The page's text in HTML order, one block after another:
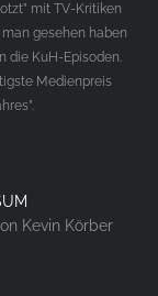
mit TV-Kritiken
gesehen haben
die KuH-Episoden.
Medienpreis
Kevin Körber